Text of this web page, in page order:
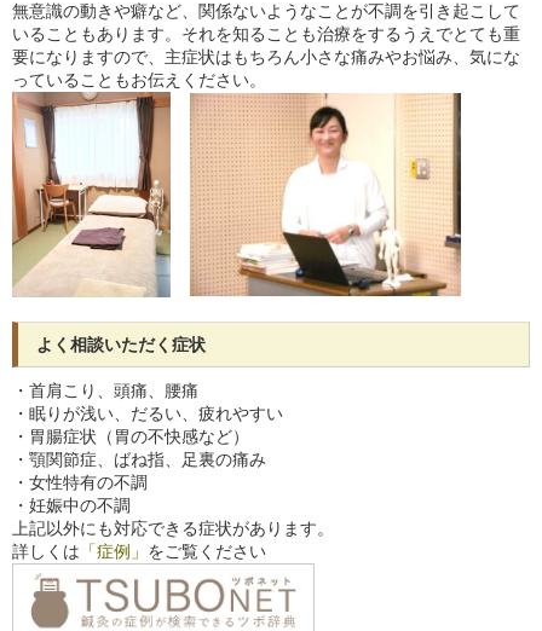
無意識の動きや癖など、関係ないようなことが不調を引き起こして
いることもあります。それを知ることも治療をするうえでとても重
要になりますので、主症状はもちろん小さな痛みやお悩み、気にな
っていることもお伝えください。
よく相談いただく症状
・首肩こり、頭痛、腰痛
・眠りが浅い、だるい、疲れやすい
・胃腸症状（胃の不快感など）
・顎関節症、ばね指、足裏の痛み
・女性特有の不調
・妊娠中の不調
上記以外にも対応できる症状があります。
詳しくは 「症例」 をご覧ください